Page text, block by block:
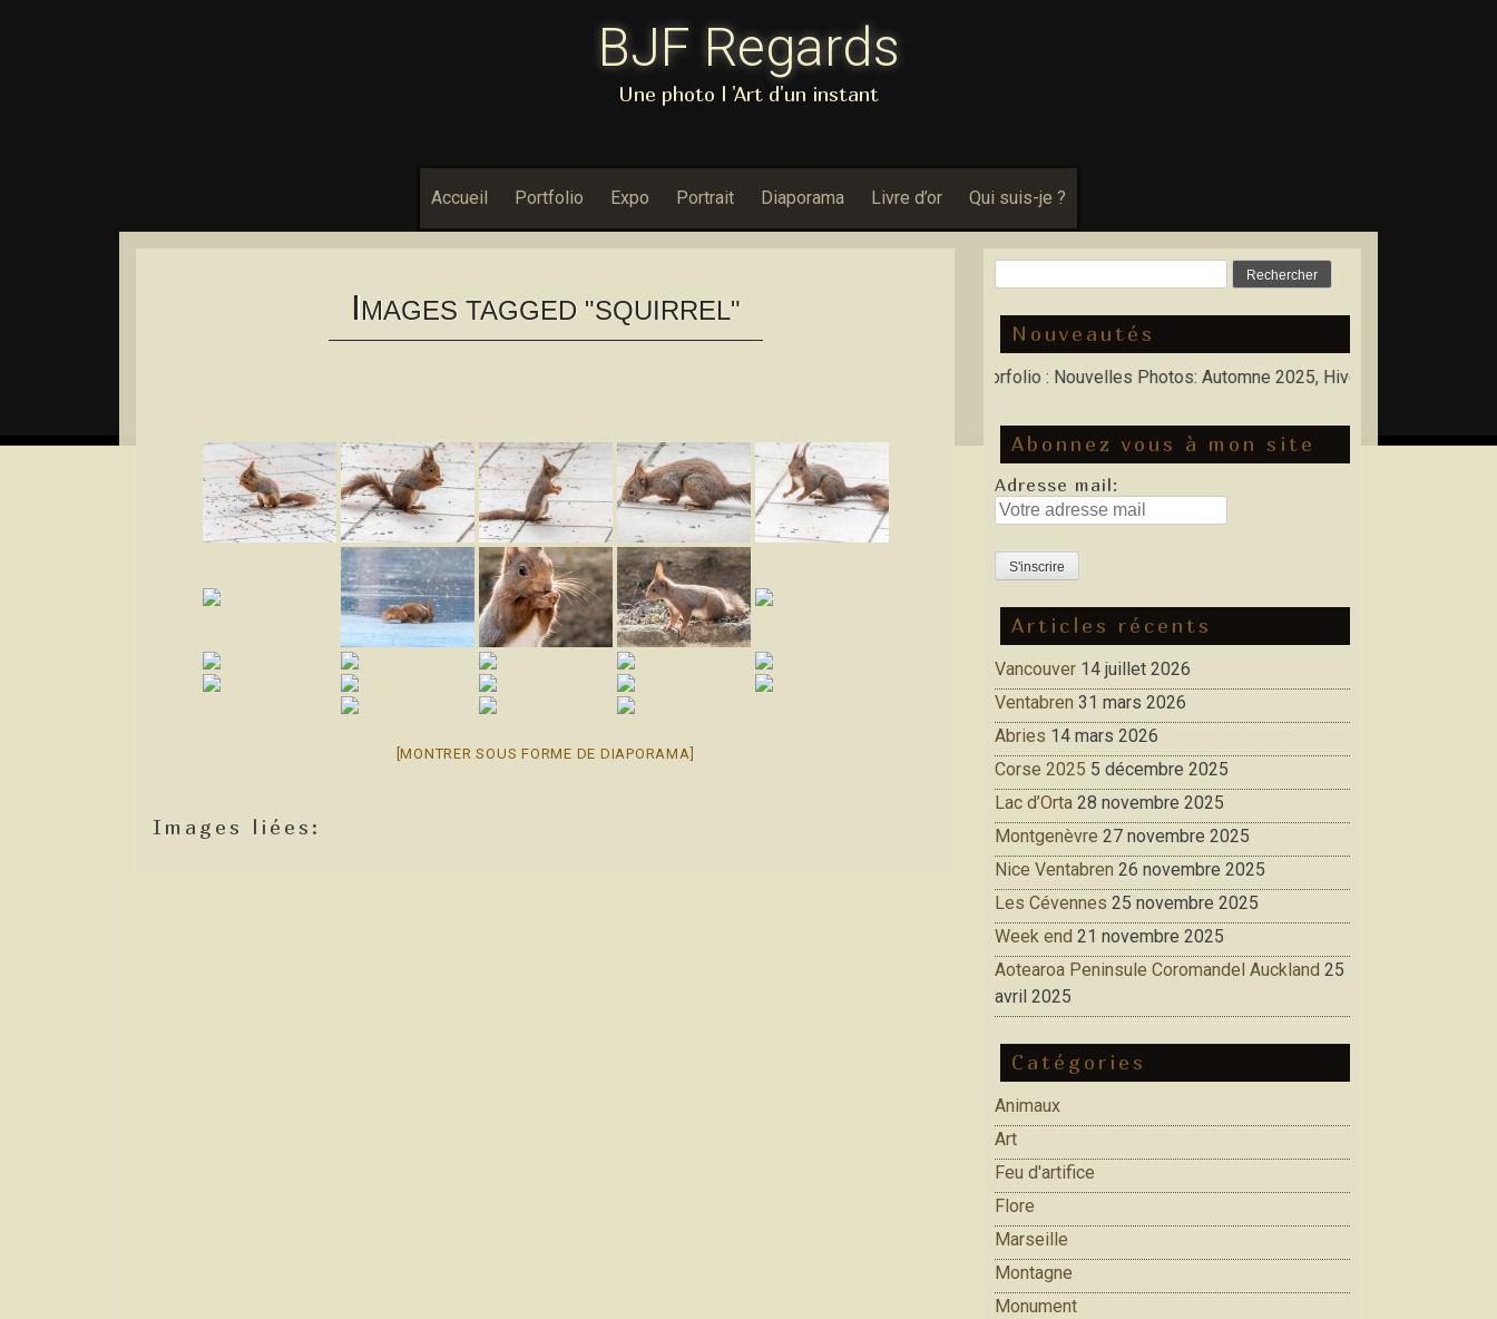
BJF Regards
Une photo l 'Art d'un instant
Accueil Portfolio Expo Portrait Diaporama Livre d’or Qui suis-je ?
IMAGES TAGGED "SQUIRREL"
[MONTRER SOUS FORME DE DIAPORAMA]
Images liées:
Nouveautés
Dans Porfolio : Nouvelles Photos: Automne 2025, Hiver 2026
Abonnez vous à mon site
Adresse mail:
Articles récents
Vancouver 14 juillet 2026
Ventabren 31 mars 2026
Abries 14 mars 2026
Corse 2025 5 décembre 2025
Lac d’Orta 28 novembre 2025
Montgenèvre 27 novembre 2025
Nice Ventabren 26 novembre 2025
Les Cévennes 25 novembre 2025
Week end 21 novembre 2025
Aotearoa Peninsule Coromandel Auckland 25
avril 2025
Catégories
Animaux
Art
Feu d'artifice
Flore
Marseille
Montagne
Monument